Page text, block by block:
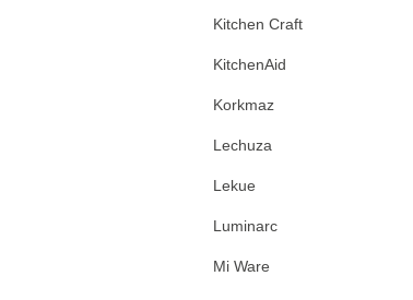
Kitchen Craft
KitchenAid
Korkmaz
Lechuza
Lekue
Luminarc
Mi Ware